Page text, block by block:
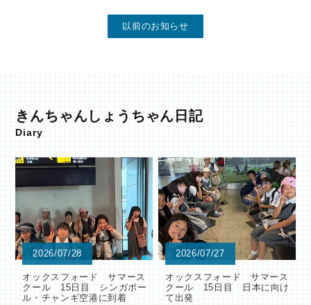
以前のお知らせ
きんちゃんしょうちゃん日記
Diary
2026/07/28
オックスフォード サマース
クール 15日目 シンガポー
ル・チャンギ空港に到着
2026/07/27
オックスフォード サマース
クール 15日目 日本に向け
て出発